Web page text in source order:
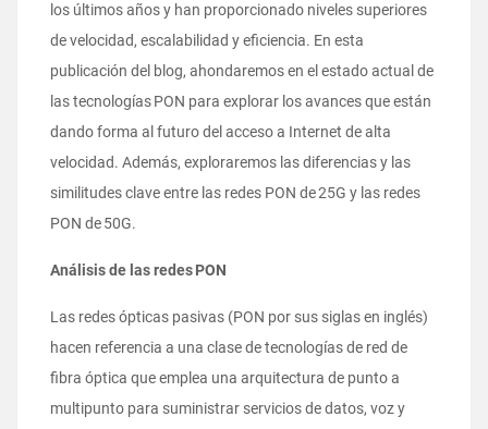
los últimos años y han proporcionado niveles superiores
de velocidad, escalabilidad y eficiencia. En esta
publicación del blog, ahondaremos en el estado actual de
las tecnologías PON para explorar los avances que están
dando forma al futuro del acceso a Internet de alta
velocidad. Además, exploraremos las diferencias y las
similitudes clave entre las redes PON de 25G y las redes
PON de 50G.
Análisis de las redes PON
Las redes ópticas pasivas (PON por sus siglas en inglés)
hacen referencia a una clase de tecnologías de red de
fibra óptica que emplea una arquitectura de punto a
multipunto para suministrar servicios de datos, voz y